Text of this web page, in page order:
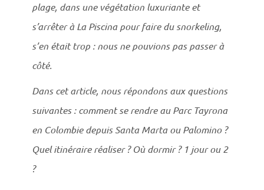
plage, dans une végétation luxuriante et
s’arrêter à La Piscina pour faire du snorkeling,
s’en était trop : nous ne pouvions pas passer à
côté.
Dans cet article, nous répondons aux questions
suivantes : comment se rendre au Parc Tayrona
en Colombie depuis Santa Marta ou Palomino ?
Quel itinéraire réaliser ? Où dormir ? 1 jour ou 2
?